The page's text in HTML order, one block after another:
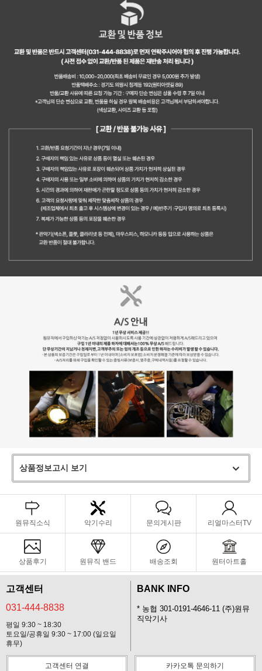
상품정보고시 보기
원뮤직소식 악기수리 문의게시판 리얼마스터TV
상품후기 원뮤직 밴드 배송조회 원터아트홀
고객센터
031-444-8838
평일 9:30 ~ 18:30
토요일/공휴일 9:30 ~ 17:00 (일요일
휴무)
BANK INFO
* 농협 301-0191-4646-11 (주)원뮤
직악기사
고객센터 연결 카카오톡 문의하기